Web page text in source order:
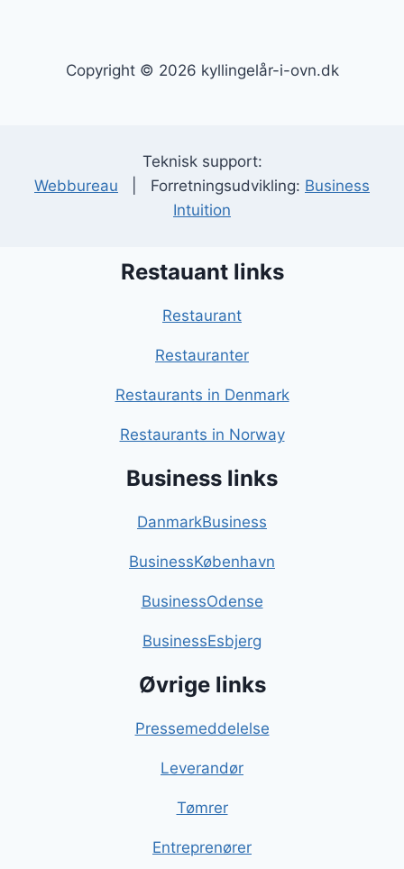
Copyright © 2026 kyllingelår-i-ovn.dk
Teknisk support:
Webbureau | Forretningsudvikling: Business
Intuition
Restauant links
Restaurant
Restauranter
Restaurants in Denmark
Restaurants in Norway
Business links
DanmarkBusiness
BusinessKøbenhavn
BusinessOdense
BusinessEsbjerg
Øvrige links
Pressemeddelelse
Leverandør
Tømrer
Entreprenører